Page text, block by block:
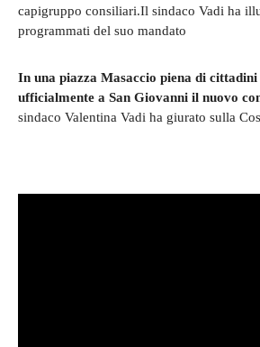
capigruppo consiliari.Il sindaco Vadi ha
programmati del suo mandato
In una piazza Masaccio piena di cittadini
ufficialmente a San Giovanni il nuovo
sindaco Valentina Vadi ha giurato sulla